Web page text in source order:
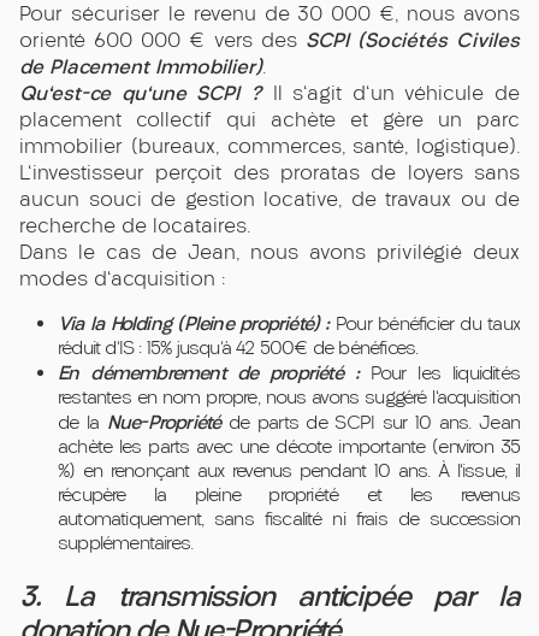
Pour sécuriser le revenu de 30 000 €, nous avons
orienté 600 000 € vers des SCPI (Sociétés Civiles
de Placement Immobilier).
Qu'est-ce qu'une SCPI ?Il s'agit d'un véhicule de
placement collectif qui achète et gère un parc
immobilier (bureaux, commerces, santé, logistique).
L'investisseur perçoit des proratas de loyers sans
aucun souci de gestion locative, de travaux ou de
recherche de locataires.
Dans le cas de Jean, nous avons privilégié deux
modes d'acquisition :
Via la Holding (Pleine propriété) :Pour bénéficier du taux
réduit d’IS : 15% jusqu’à 42 500€ de bénéfices.
En démembrement de propriété :Pour les liquidités
restantes en nom propre, nous avons suggéré l'acquisition
de la Nue-Propriétéde parts de SCPI sur 10 ans. Jean
achète les parts avec une décote importante (environ 35
%) en renonçant aux revenus pendant 10 ans. À l'issue, il
récupère la pleine propriété et les revenus
automatiquement, sans fiscalité ni frais de succession
supplémentaires.
3. La transmission anticipée par la